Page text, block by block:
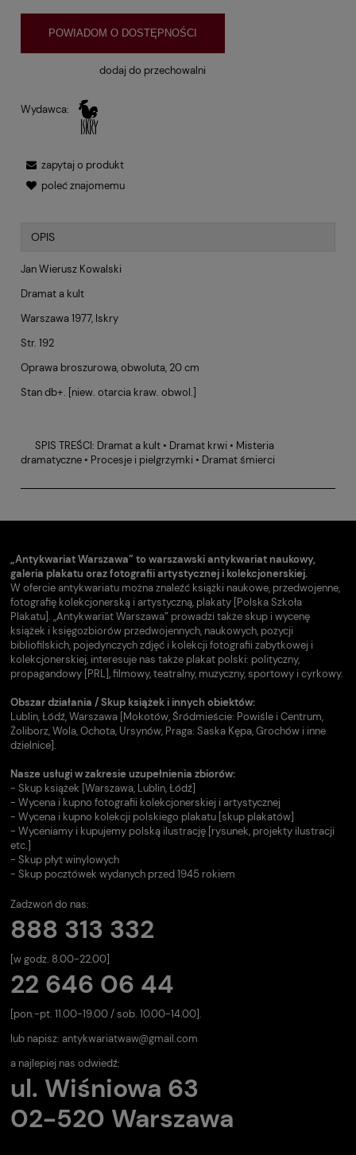
POWIADOM O DOSTĘPNOŚCI
dodaj do przechowalni
Wydawca:
zapytaj o produkt
poleć znajomemu
OPIS
Jan Wierusz Kowalski
Dramat a kult
Warszawa 1977, Iskry
Str. 192
Oprawa broszurowa, obwoluta, 20 cm
Stan db+. [niew. otarcia kraw. obwol.]
SPIS TREŚCI: Dramat a kult • Dramat krwi • Misteria
dramatyczne • Procesje i pielgrzymki • Dramat śmierci
„Antykwariat Warszawa” to warszawski antykwariat naukowy,
galeria plakatu oraz fotografii artystycznej i kolekcjonerskiej.
W ofercie antykwariatu można znaleźć książki naukowe, przedwojenne,
fotografię kolekcjonerską i artystyczną, plakaty [Polska Szkoła
Plakatu]. „Antykwariat Warszawa” prowadzi także skup i wycenę
książek i księgozbiorów przedwojennych, naukowych, pozycji
bibliofilskich, pojedynczych zdjęć i kolekcji fotografii zabytkowej i
kolekcjonerskiej, interesuje nas także plakat polski: polityczny,
propagandowy [PRL], filmowy, teatralny, muzyczny, sportowy i cyrkowy.
Obszar działania / Skup książek i innych obiektów:
Lublin, Łódź, Warszawa [Mokotów, Śródmieście: Powiśle i Centrum,
Żoliborz, Wola, Ochota, Ursynów, Praga: Saska Kępa, Grochów i inne
dzielnice].
Nasze usługi w zakresie uzupełnienia zbiorów:
- Skup książek [Warszawa, Lublin, Łódź]
- Wycena i kupno fotografii kolekcjonerskiej i artystycznej
- Wycena i kupno kolekcji polskiego plakatu [skup plakatów]
- Wyceniamy i kupujemy polską ilustrację [rysunek, projekty ilustracji
etc.]
- Skup płyt winylowych
- Skup pocztówek wydanych przed 1945 rokiem
Zadzwoń do nas:
888 313 332
[w godz. 8.00-22.00]
22 646 06 44
[pon.-pt. 11.00-19.00 / sob. 10.00-14.00].
lub napisz: antykwariatwaw@gmail.com
a najlepiej nas odwiedź:
ul. Wiśniowa 63
02-520 Warszawa